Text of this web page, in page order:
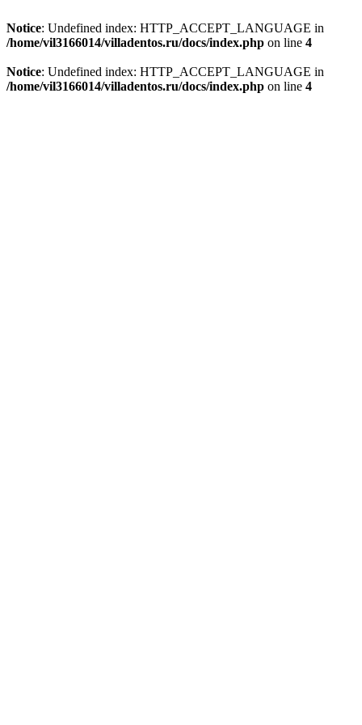
Notice: Undefined index: HTTP_ACCEPT_LANGUAGE in
/home/vil3166014/villadentos.ru/docs/index.php on line 4
Notice: Undefined index: HTTP_ACCEPT_LANGUAGE in
/home/vil3166014/villadentos.ru/docs/index.php on line 4